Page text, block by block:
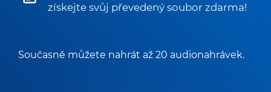
získejte svůj převedený soubor zdarma!
Současně můžete nahrát až 20 audionahrávek.